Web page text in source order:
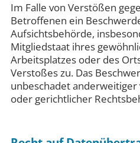
Im Falle von Verstößen
Betroffenen ein
Aufsichtsbehörde,
Mitgliedstaat ihres
Arbeitsplatzes oder des
Verstoßes zu. Das
unbeschadet
oder gerichtlicher